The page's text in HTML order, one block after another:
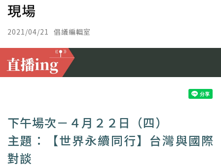
現場
2021/04/21 倡議編輯室
下午場次－４月２２日（四）
主題：【世界永續同行】台灣與國際
對談